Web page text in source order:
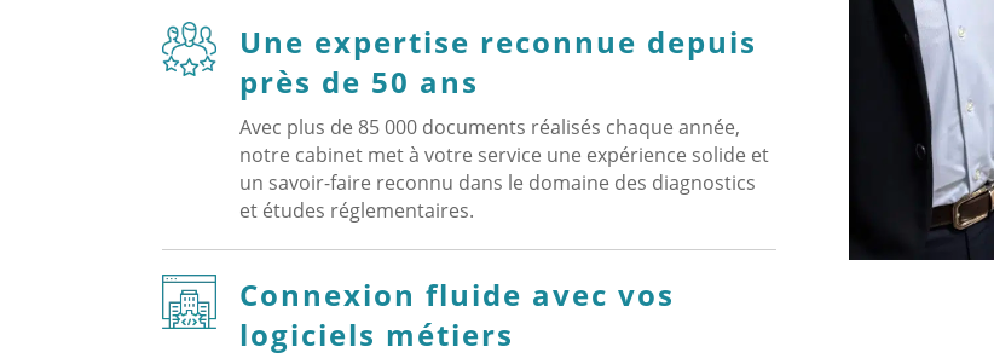
Une expertise reconnue depuis
près de 50 ans
Avec plus de 85 000 documents réalisés chaque année,
notre cabinet met à votre service une expérience solide et
un savoir-faire reconnu dans le domaine des diagnostics
et études réglementaires.
Connexion fluide avec vos
logiciels métiers